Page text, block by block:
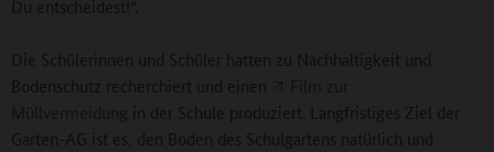
Du entscheidest!“.
Die Schülerinnen und Schüler hatten zu Nachhaltigkeit und
Bodenschutz recherchiert und einen
Film zur
Müllvermeidung in der Schule produziert. Langfristiges Ziel der
Garten-AG ist es, den Boden des Schulgartens natürlich und